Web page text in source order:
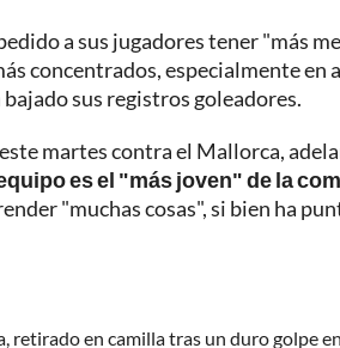
a sus jugadores tener "más
concentrados, especialmente en
sus registros goleadores.
martes contra el Mallorca,
es el "más joven" de la
"muchas cosas", si bien ha
retirado en camilla tras un duro golpe